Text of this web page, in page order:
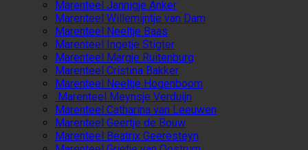
Marenteel Jannigje Anker
Marenteel Willemijntje van Dam
Marenteel Neeltje Baas
Marenteel Ingetje Stigter
Marenteel Margje Ruitenburg
Marenteel Cristina Bakker
Marenteel Neeltje Hogenboom
Marenteel Meynsje Verduijn
Marenteel Catharina van Leeuwen
Marenteel Geertje de Bouw
Marenteel Beatrix Geeresteyn